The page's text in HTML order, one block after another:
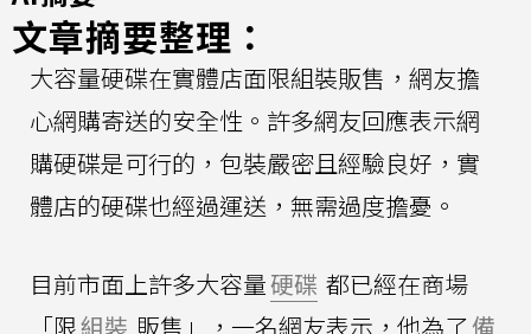
文章摘要整理：
大容量硬碟在實體店面限組裝販售，網友擔
心網購寄送的安全性。許多網友回應表示網
購硬碟是可行的，包裝嚴密且經驗良好，實
體店的硬碟也經過運送，無需過度擔憂。
目前市面上許多大容量硬碟 都已經在商場
「限組裝 販售」，一名網友表示，他為了備